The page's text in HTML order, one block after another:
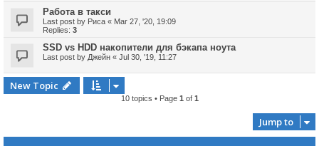
Работа в такси
Last post by Риса « Mar 27, '20, 19:09
Replies: 3
SSD vs HDD накопители для бэкапа ноута
Last post by Джейн « Jul 30, '19, 11:27
New Topic
10 topics • Page 1 of 1
Jump to